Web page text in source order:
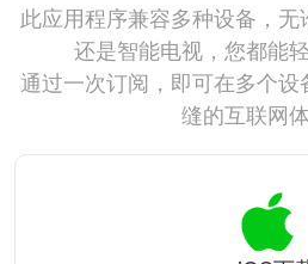
此应用程序兼容多种设备，
还是智能电视，您都能
通过一次订阅，即可在多个
缝的互联网体